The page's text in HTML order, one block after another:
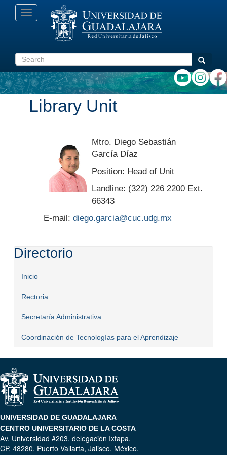
Toggle
navigation
Search Search
Library Unit
Mtro. Diego Sebastián
García Díaz
Position: Head of Unit
Landline: (322) 226 2200 Ext.
66343
E-mail: diego.garcia@cuc.udg.mx
Directorio
Inicio
Rectoria
Secretaría Administrativa
Coordinación de Tecnologías para el Aprendizaje
UNIVERSIDAD DE GUADALAJARA
CENTRO UNIVERSITARIO DE LA COSTA
Av. Universidad #203, delegación Ixtapa,
CP. 48280, Puerto Vallarta, Jalisco, México.